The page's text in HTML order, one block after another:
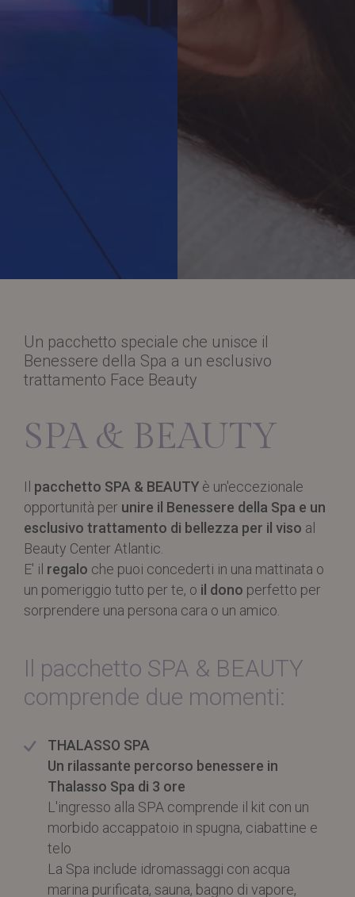
Un pacchetto speciale che unisce il
Benessere della Spa a un esclusivo
trattamento Face Beauty
SPA & BEAUTY
Il pacchetto SPA & BEAUTY è un'eccezionale
opportunità per unire il Benessere della Spa e un
esclusivo trattamento di bellezza per il viso al
Beauty Center Atlantic.
E' il regalo che puoi concederti in una mattinata o
un pomeriggio tutto per te, o il dono perfetto per
sorprendere una persona cara o un amico.
Il pacchetto SPA & BEAUTY
comprende due momenti:
THALASSO SPA
Un rilassante percorso benessere in
Thalasso Spa di 3 ore
L'ingresso alla SPA comprende il kit con un
morbido accappatoio in spugna, ciabattine e
telo
La Spa include idromassaggi con acqua
marina purificata, sauna, bagno di vapore,